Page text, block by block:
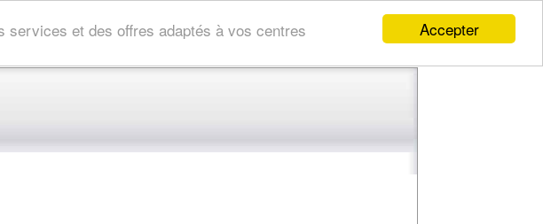
Accepter
services et des offres adaptés à vos centres